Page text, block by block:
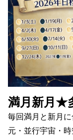
満月新月★
毎回満月と新月
元・並行宇宙・